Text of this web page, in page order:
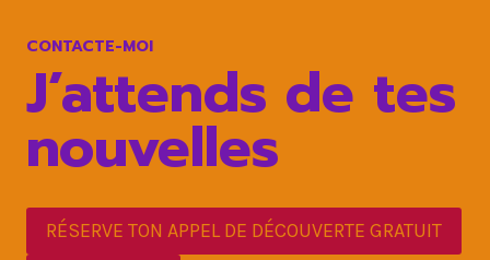
CONTACTE-MOI
J’attends de tes
nouvelles
RÉSERVE TON APPEL DE DÉCOUVERTE GRATUIT